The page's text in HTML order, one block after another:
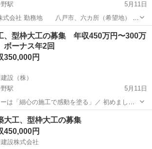
駅
5月11日
会社 勤務地 八戸市、六カ所（希望地） 給
万円 ※六カ所の場合は早出２０００円
等の足場組み立て・解体
中野駅 その他 足場
、型枠大工の募集 年収450万円〜300万
ーナス年2回
350,000円
設（株）
駅
5月11日
は「細心の施工で感動を塗る」／ 初めまして
です。 この度は、弊社にて請け負う施工業務の
だきます。 未経験の方を大歓迎にて募集させて
中野駅 その他 業務
大工、型枠大工の募集
450,000円
設株式会社